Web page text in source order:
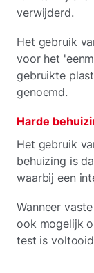
verwijderd.
Het gebruik
voor het
gebruikte
genoemd.
Harde
Het gebruik
behuizing is
waarbij een
Wanneer
ook mogelijk
test is